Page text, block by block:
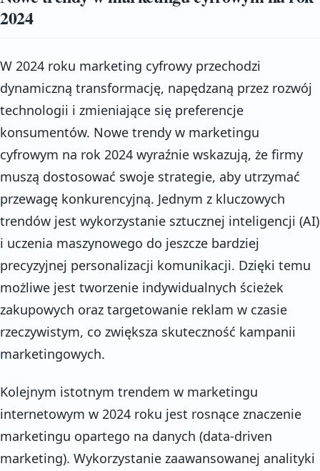
2024
W 2024 roku marketing cyfrowy przechodzi
dynamiczną transformację, napędzaną przez rozwój
technologii i zmieniające się preferencje
konsumentów. Nowe trendy w marketingu
cyfrowym na rok 2024 wyraźnie wskazują, że firmy
muszą dostosować swoje strategie, aby utrzymać
przewagę konkurencyjną. Jednym z kluczowych
trendów jest wykorzystanie sztucznej inteligencji (AI)
i uczenia maszynowego do jeszcze bardziej
precyzyjnej personalizacji komunikacji. Dzięki temu
możliwe jest tworzenie indywidualnych ścieżek
zakupowych oraz targetowanie reklam w czasie
rzeczywistym, co zwiększa skuteczność kampanii
marketingowych.
Kolejnym istotnym trendem w marketingu
internetowym w 2024 roku jest rosnące znaczenie
marketingu opartego na danych (data-driven
marketing). Wykorzystanie zaawansowanej analityki